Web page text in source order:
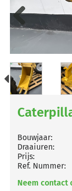
Bouwjaar:
Draaiuren:
Prijs:
Ref. Nummer:
Neem contact